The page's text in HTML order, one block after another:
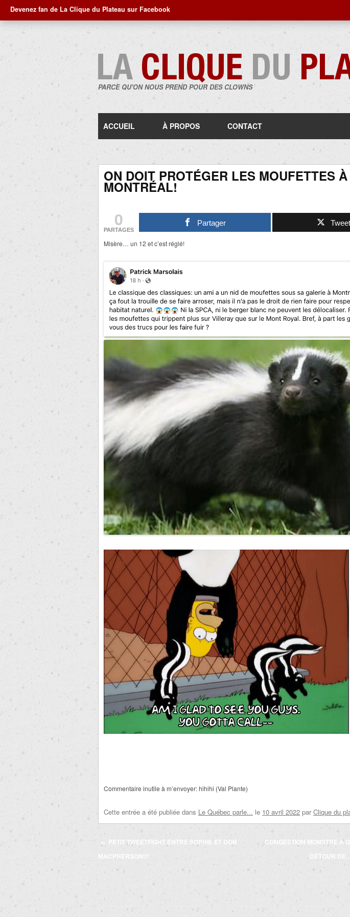
Devenez fan de La Clique du Plateau sur Facebook
PARCE QU'ON NOUS PREND POUR DES CLOWNS
au
ACCUEIL À PROPOS CONTACT
ON DOIT PROTÉGER LES MOUFETTES À
MONTRÉAL!
0
PARTAGES
Partager Tweet
Misère… un 12 et c’est réglé!
Commentaire inutile à m’envoyer: hihihi (Val Plante)
Cette entrée a été publiée dans Le Québec parle... le 10 avril 2022 par Clique du
Navigation
des
articles
← PETIT TWEETFIGHT ENTRE SOPHIE ET DON
MACPHERSON!!!
CONGESTION MONSTRE À
DÉTOUR